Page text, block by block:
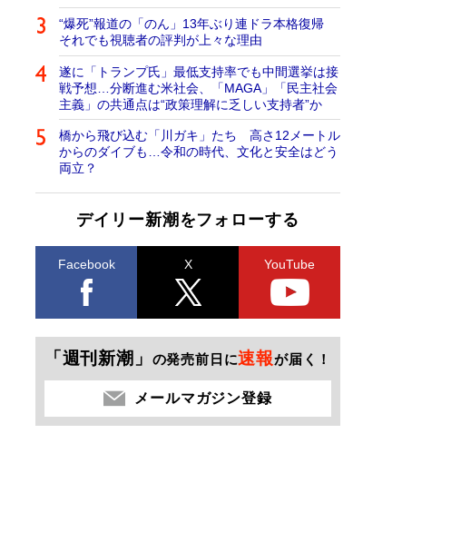
“爆死”報道の「のん」13年ぶり連ドラ本格復帰
それでも視聴者の評判が上々な理由
遂に「トランプ氏」最低支持率でも中間選挙は接
戦予想…分断進む米社会、「MAGA」「民主社会
主義」の共通点は“政策理解に乏しい支持者”か
橋から飛び込む「川ガキ」たち 高さ12メートル
からのダイブも…令和の時代、文化と安全はどう
両立？
デイリー新潮をフォローする
Facebook X YouTube
「週刊新潮」 の発売前日に速報が届く！
メールマガジン登録